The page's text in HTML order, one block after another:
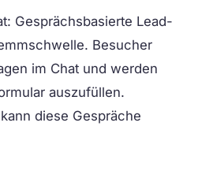
Gesprächsbasierte Lead-
Besucher
im Chat und werden
auszufüllen.
kann diese Gespräche